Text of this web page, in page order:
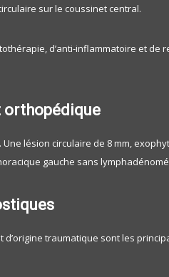
sur le coussinet central.
d’anti-inflammatoire et
orthopédique
Une lésion circulaire de 8 mm,
gauche sans
traumatique sont les